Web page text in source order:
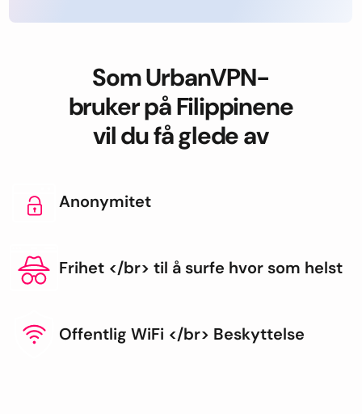
Som UrbanVPN-
bruker på Filippinene
vil du få glede av
Anonymitet
Frihet </br> til å surfe hvor som helst
Offentlig WiFi </br> Beskyttelse